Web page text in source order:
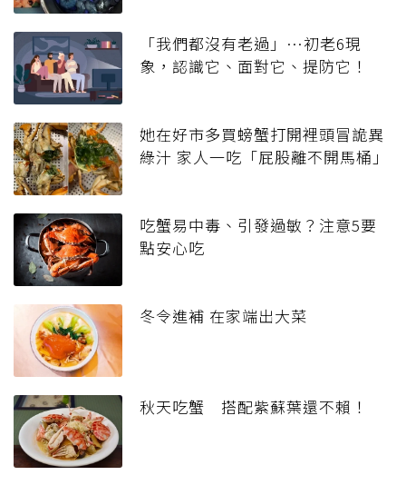
「我們都沒有老過」…初老6現
象，認識它、面對它、提防它！
她在好市多買螃蟹打開裡頭冒詭異
綠汁 家人一吃「屁股離不開馬桶」
吃蟹易中毒、引發過敏？注意5要
點安心吃
冬令進補 在家端出大菜
秋天吃蟹 搭配紫蘇葉還不賴！